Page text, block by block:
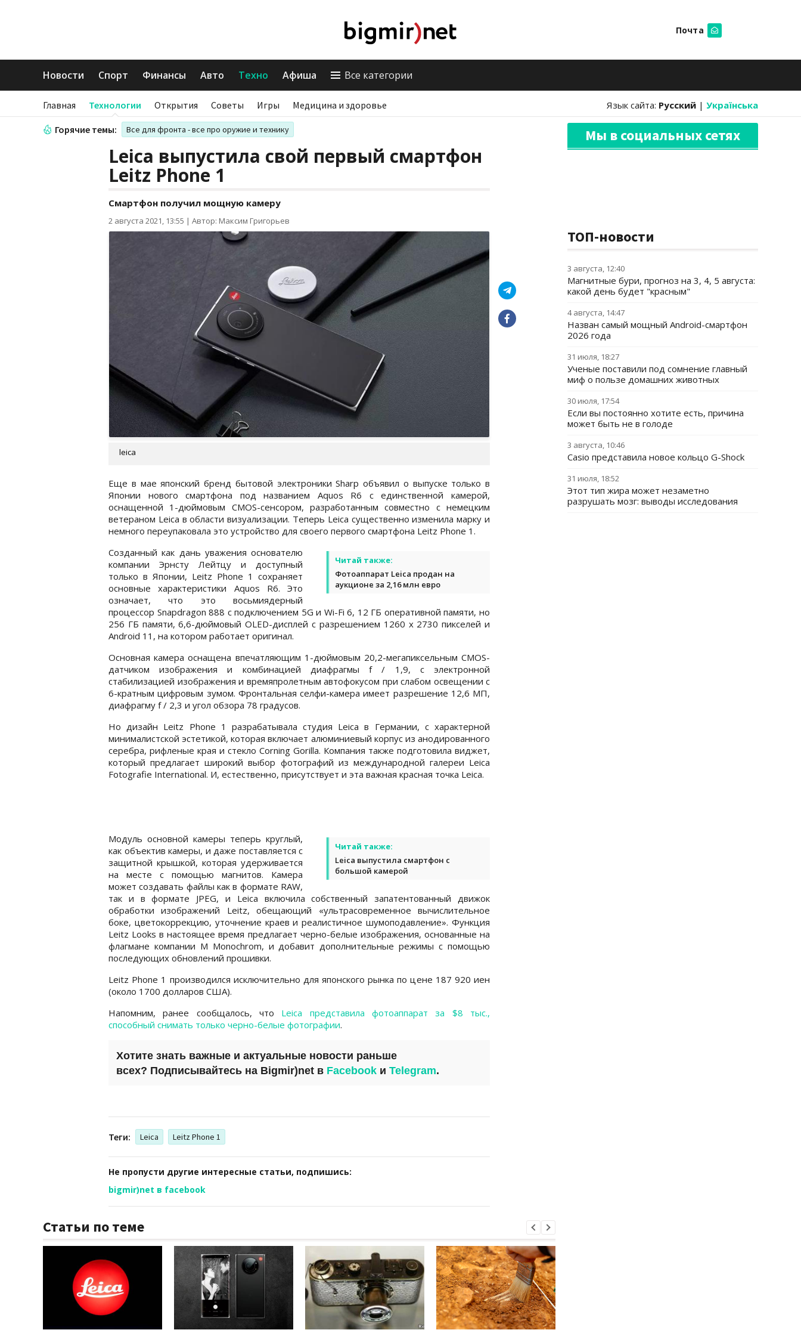
Почта
Новости Спорт Финансы Авто Техно Афиша Все категории
Главная Технологии Открытия Советы Игры Медицина и здоровье Язык сайта: Русский | Українська
Горячие темы: Все для фронта - все про оружие и технику
Leica выпустила свой первый смартфон
Leitz Phone 1
Смартфон получил мощную камеру
2 августа 2021, 13:55 | Автор: Максим Григорьев
leica
Еще в мае японский бренд бытовой электроники Sharp объявил о выпуске только в
Японии нового смартфона под названием Aquos R6 с единственной камерой,
оснащенной 1-дюймовым CMOS-сенсором, разработанным совместно с немецким
ветераном Leica в области визуализации. Теперь Leica существенно изменила марку и
немного переупаковала это устройство для своего первого смартфона Leitz Phone 1.
Читай также:
Фотоаппарат Leica продан на
аукционе за 2,16 млн евро
Созданный как дань уважения основателю
компании Эрнсту Лейтцу и доступный
только в Японии, Leitz Phone 1 сохраняет
основные характеристики Aquos R6. Это
означает, что это восьмиядерный
процессор Snapdragon 888 с подключением 5G и Wi-Fi 6, 12 ГБ оперативной памяти, но
256 ГБ памяти, 6,6-дюймовый OLED-дисплей с разрешением 1260 x 2730 пикселей и
Android 11, на котором работает оригинал.
Основная камера оснащена впечатляющим 1-дюймовым 20,2-мегапиксельным CMOS-
датчиком изображения и комбинацией диафрагмы f / 1,9, с электронной
стабилизацией изображения и времяпролетным автофокусом при слабом освещении с
6-кратным цифровым зумом. Фронтальная селфи-камера имеет разрешение 12,6 МП,
диафрагму f / 2,3 и угол обзора 78 градусов.
Но дизайн Leitz Phone 1 разрабатывала студия Leica в Германии, с характерной
минималистской эстетикой, которая включает алюминиевый корпус из анодированного
серебра, рифленые края и стекло Corning Gorilla. Компания также подготовила виджет,
который предлагает широкий выбор фотографий из международной галереи Leica
Fotografie International. И, естественно, присутствует и эта важная красная точка Leica.
Читай также:
Leica выпустила смартфон с
большой камерой
Модуль основной камеры теперь круглый,
как объектив камеры, и даже поставляется с
защитной крышкой, которая удерживается
на месте с помощью магнитов. Камера
может создавать файлы как в формате RAW,
так и в формате JPEG, и Leica включила собственный запатентованный движок
обработки изображений Leitz, обещающий «ультрасовременное вычислительное
боке, цветокоррекцию, уточнение краев и реалистичное шумоподавление». Функция
Leitz Looks в настоящее время предлагает черно-белые изображения, основанные на
флагмане компании M Monochrom, и добавит дополнительные режимы с помощью
последующих обновлений прошивки.
Leitz Phone 1 производился исключительно для японского рынка по цене 187 920 иен
(около 1700 долларов США).
Напомним, ранее сообщалось, что Leica представила фотоаппарат за $8 тыс.,
способный снимать только черно-белые фотографии.
Хотите знать важные и актуальные новости раньше
всех? Подписывайтесь на Bigmir)net в Facebook и Telegram.
Теги: Leica Leitz Phone 1
Не пропусти другие интересные статьи, подпишись:
bigmir)net в facebook
Статьи по теме
Мы в социальных сетях
ТОП-новости
3 августа, 12:40
Магнитные бури, прогноз на 3, 4, 5 августа:
какой день будет "красным"
4 августа, 14:47
Назван самый мощный Android-смартфон
2026 года
31 июля, 18:27
Ученые поставили под сомнение главный
миф о пользе домашних животных
30 июля, 17:54
Если вы постоянно хотите есть, причина
может быть не в голоде
3 августа, 10:46
Casio представила новое кольцо G-Shock
31 июля, 18:52
Этот тип жира может незаметно
разрушать мозг: выводы исследования